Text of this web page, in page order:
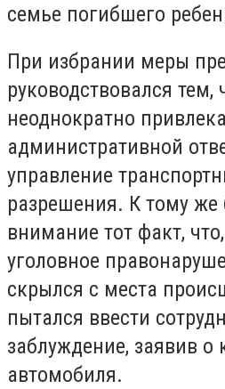
семье погибшего
При избрании меры
руководствовался
неоднократно
административной
управление
разрешения. К тому
внимание тот факт,
уголовное
скрылся с места
пытался ввести
заблуждение, заявив о
автомобиля.